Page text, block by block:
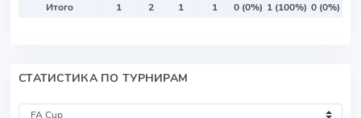
Итого 1 2 1 1 0 (0%) 1 (100%) 0 (0%)
СТАТИСТИКА ПО ТУРНИРАМ